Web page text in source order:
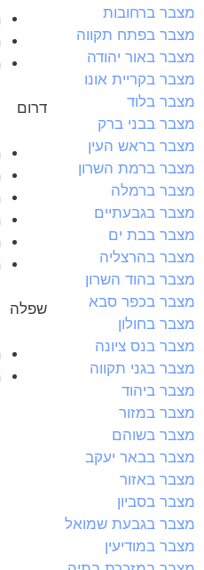
מצבר ברחובות
מצבר בפתח תקווה
מצבר באור יהודה
מצבר בקריית אונו
מצבר בלוד
מצבר בבני ברק
מצבר בראש העין
מצבר ברמת השרון
מצבר ברמלה
מצבר בגבעתיים
מצבר בבת ים
מצבר בהרצליה
מצבר בהוד השרון
מצבר בכפר סבא
מצבר בחולון
מצבר בנס ציונה
מצבר בגני תקווה
מצבר ביהוד
מצבר במזור
מצבר בשוהם
מצבר בבאר יעקב
מצבר באזור
מצבר בסביון
מצבר בגבעת שמואל
מצבר במודיעין
דרום
שפלה